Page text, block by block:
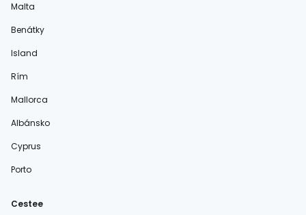
Malta
Benátky
Island
Rím
Mallorca
Albánsko
Cyprus
Porto
Cestee